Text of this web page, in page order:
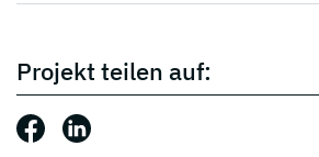
Projekt teilen auf:
Beitrag teilen auf: Facebook
Beitrag teilen auf: LinkedIn